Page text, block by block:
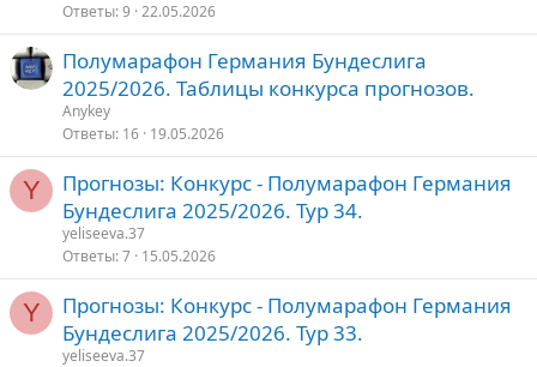
Ответы 9 22.05.2026
Полумарафон Германия Бундеслига
2025/2026. Таблицы конкурса прогнозов.
Anykey
Ответы 16 19.05.2026
Y
Прогнозы: Конкурс - Полумарафон Германия
Бундеслига 2025/2026. Тур 34.
yeliseeva.37
Ответы 7 15.05.2026
Y
Прогнозы: Конкурс - Полумарафон Германия
Бундеслига 2025/2026. Тур 33.
yeliseeva.37